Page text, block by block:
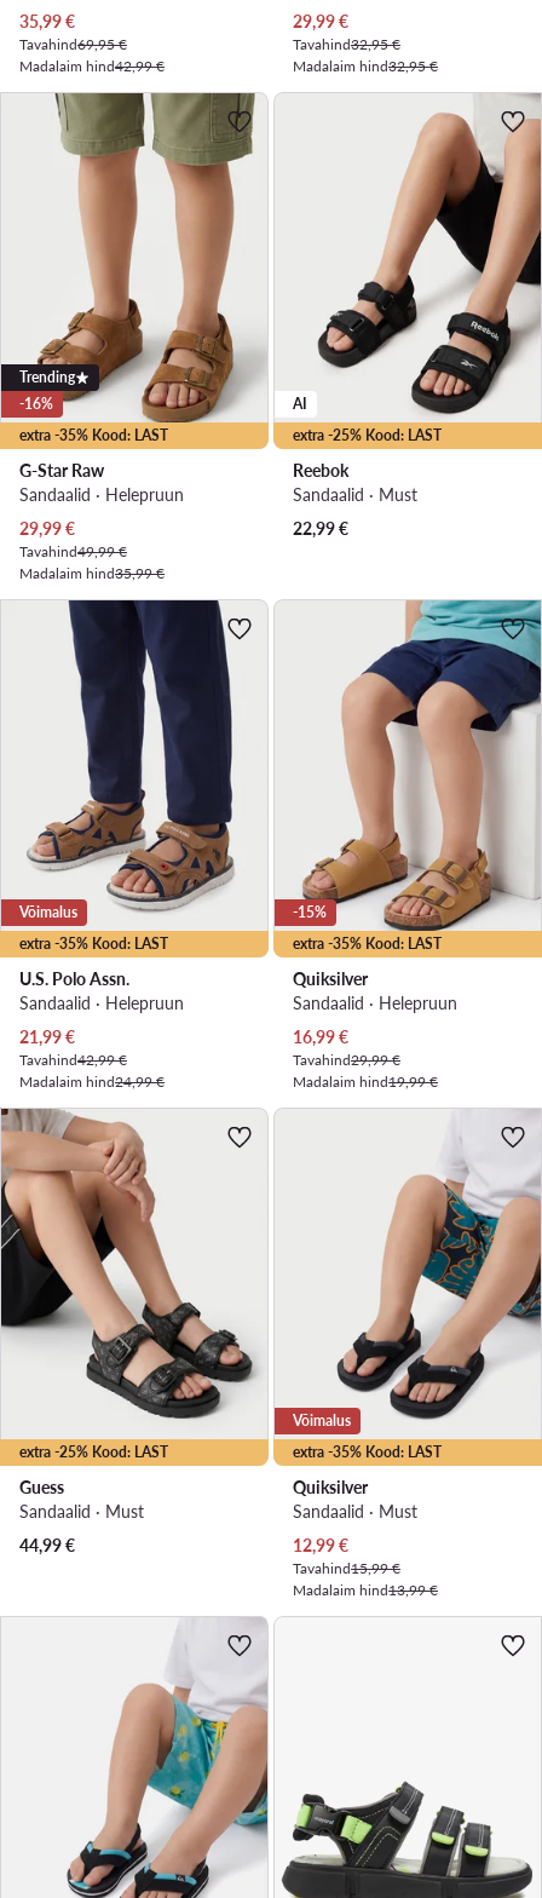
Praegune hind
35,99€
Tavahind69,95 €
Madalaim hind42,99 €
Praegune hind
29,99€
Tavahind32,95 €
Madalaim hind32,95 €
extra -35% Kood: LAST
Trending
-16%
G-Star Raw
Sandaalid · Helepruun
Praegune hind
29,99€
Tavahind49,99 €
Madalaim hind35,99 €
extra -25% Kood: LAST
AI
Reebok
Sandaalid · Must
22,99€
extra -35% Kood: LAST
Võimalus
U.S. Polo Assn.
Sandaalid · Helepruun
Praegune hind
21,99€
Tavahind42,99 €
Madalaim hind24,99 €
extra -35% Kood: LAST
-15%
Quiksilver
Sandaalid · Helepruun
Praegune hind
16,99€
Tavahind29,99 €
Madalaim hind19,99 €
extra -25% Kood: LAST
Guess
Sandaalid · Must
44,99€
extra -35% Kood: LAST
Võimalus
Quiksilver
Sandaalid · Must
Praegune hind
12,99€
Tavahind15,99 €
Madalaim hind13,99 €